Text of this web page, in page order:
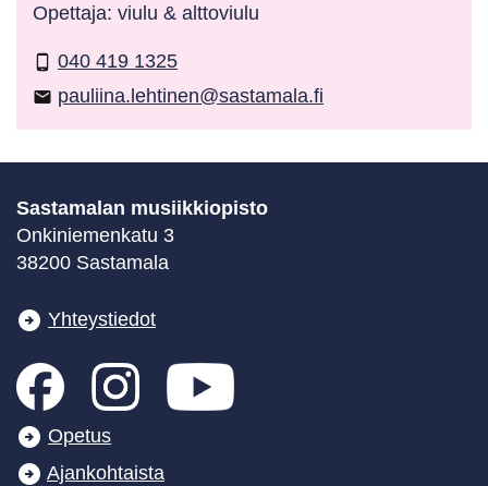
Opettaja: viulu & alttoviulu
phone_android 040 419 1325
email pauliina.lehtinen@sastamala.fi
Sastamalan musiikkiopisto
Onkiniemenkatu 3
38200 Sastamala
Yhteystiedot
Opetus
Ajankohtaista